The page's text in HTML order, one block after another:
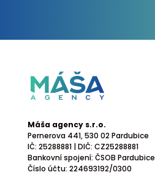
Máša agency s.r.o.
Pernerova 441, 530 02 Pardubice
IČ: 25288881 | DIČ: CZ25288881
Bankovní spojení: ČSOB Pardubice
Číslo účtu: 224693192/0300